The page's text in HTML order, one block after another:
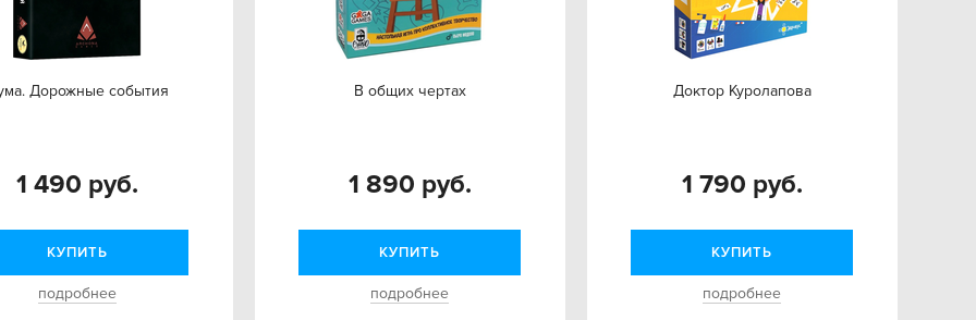
Дорожные события
1 490 руб.
КУПИТЬ
подробнее
В общих чертах
1 890 руб.
КУПИТЬ
подробнее
Доктор Куролапова
1 790 руб.
КУПИТЬ
подробнее